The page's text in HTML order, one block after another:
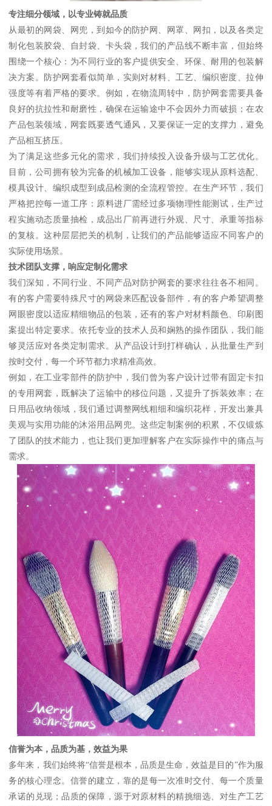
专注细分领域，以专业铸就品质
从最初的网袋、网兜，到如今的防护网、网罩、网扣，以及各类定
制化包装胶袋、自封袋、卡头袋，我们的产品线不断丰富，但始终
围绕一个核心：为不同行业的客户提供安全、环保、耐用的包装解
决方案。防护网套看似简单，实则对材料、工艺、编织密度、拉伸
强度等有着严格的要求。例如，在物流周转中，防护网套需要具备
良好的抗拉性和耐磨性，确保在运输途中不会因外力而破损；在农
产品包装领域，网套既要透气通风，又要保证一定的支撑力，避免
产品相互挤压。
为了满足这些多元化的需求，我们持续投入设备升级与工艺优化。
目前，公司拥有较为完备的机械加工设备，能够实现从原料选配、
模具设计、编织成型到成品检测的全流程管控。在生产环节，我们
严格把控每一道工序：原料进厂需经过多项物理性能测试，生产过
程实施动态质量抽检，成品出厂前再进行外观、尺寸、承重等指标
的复核。这种层层把关的机制，让我们的产品能够适应不同客户的
实际使用场景。
技术团队支撑，响应定制化需求
我们深知，不同行业、不同产品对防护网套的要求往往各不相同。
有的客户需要特殊尺寸的网袋来匹配设备部件，有的客户希望调整
网眼密度以适应精细物品的包装，还有的客户对材料颜色、印刷图
案提出特定要求。依托专业的技术人员和娴熟的操作团队，我们能
够灵活应对各类定制需求。从产品设计到打样确认，从批量生产到
按时交付，每一个环节都力求精准高效。
例如，在工业零部件的防护中，我们曾为客户设计过带有固定卡扣
的专用网套，既解决了运输中的移位问题，又提升了拆装效率；在
日用品收纳领域，我们通过调整网线粗细和编织花样，开发出兼具
美观与实用功能的沐浴用品网兜。这些定制案例的积累，不仅锻炼
了团队的技术能力，也让我们更加理解客户在实际操作中的痛点与
需求。
信誉为本，品质为基，效益为果
多年来，我们始终将“信誉是根本，品质是生命，效益是目的”作为服
务的核心理念。信誉的建立，靠的是每一次准时交付、每一个质量
承诺的兑现；品质的保障，源于对原材料的精挑细选、对生产工艺